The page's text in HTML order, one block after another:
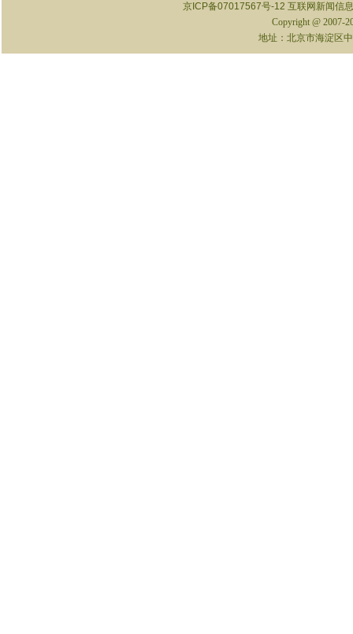
京ICP备07017567号-12 互联网新闻信
Copyright @ 2007-
地址：北京市海淀区